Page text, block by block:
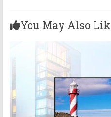
You May Also